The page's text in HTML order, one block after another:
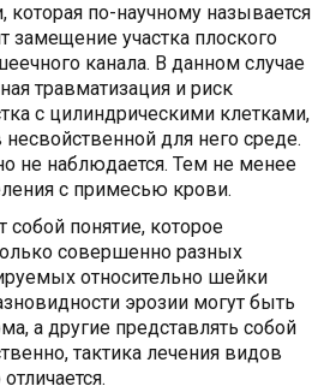
которая по-научному называется
замещение участка плоского
канала. В данном случае
травматизация и риск
с цилиндрическими клетками,
для него среде.
не наблюдается. Тем не менее
с примесью крови.
собой понятие, которое
совершенно разных
относительно шейки
эрозии могут быть
а другие представлять собой
тактика лечения видов